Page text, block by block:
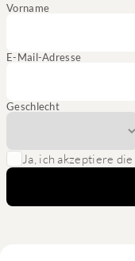
Vorname
E-Mail-Adresse
Geschlecht
Ja, ich akzeptiere die